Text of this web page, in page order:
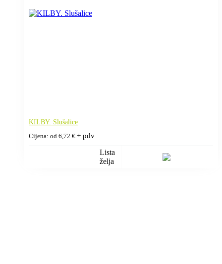
KILBY. Slušalice
Cijena: od 6,72 € + pdv
Lista
želja